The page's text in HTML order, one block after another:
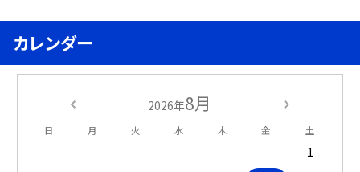
カレンダー
2026年8月
日 月 火 水 木 金 土
1